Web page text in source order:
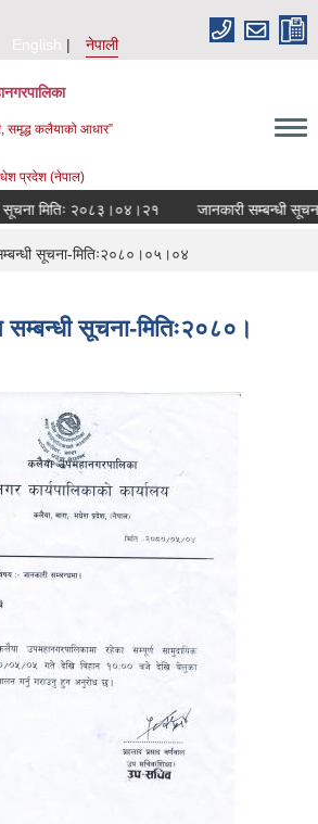
English
नेपाली
समृद्ध कलैयाको आधार”
प्रदेश (नेपाल)
मितिः २०८३।०४।२१ जानकारी सम्बन्धी
सूचना-मितिः२०८०।०५।०४
सम्बन्धी सूचना-मितिः२०८०।